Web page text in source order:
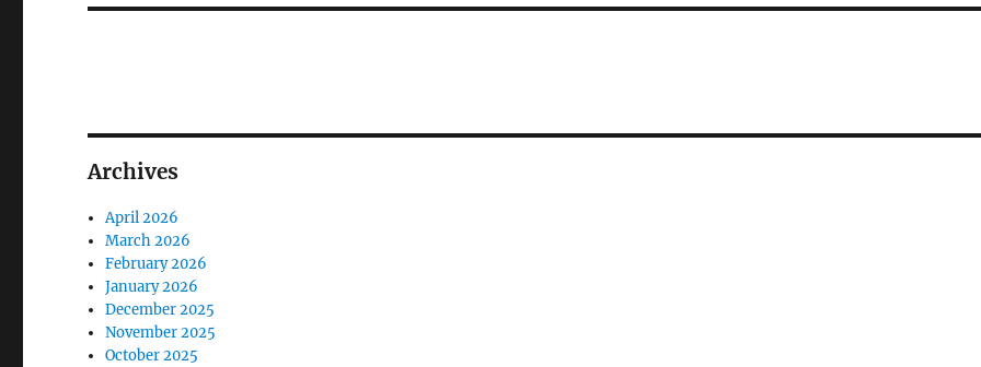
Archives
April 2026
March 2026
February 2026
January 2026
December 2025
November 2025
October 2025